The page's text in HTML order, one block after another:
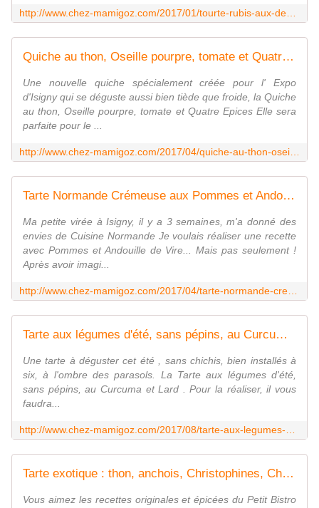
Quiche au thon, Oseille pourpre, tomate et Quatre Epices - Chez Mamigoz
Une nouvelle quiche spécialement créée pour l' Expo
d'Isigny qui se déguste aussi bien tiède que froide, la Quiche
au thon, Oseille pourpre, tomate et Quatre Epices Elle sera
parfaite pour le ...
Tarte Normande Crémeuse aux Pommes et Andouille de Vire - Chez Mamigoz
Ma petite virée à Isigny, il y a 3 semaines, m'a donné des
envies de Cuisine Normande Je voulais réaliser une recette
avec Pommes et Andouille de Vire... Mais pas seulement !
Après avoir imagi...
Tarte aux légumes d'été, sans pépins, au Curcuma et Lard. - Chez Mamigoz
Une tarte à déguster cet été , sans chichis, bien installés à
six, à l'ombre des parasols. La Tarte aux légumes d'été,
sans pépins, au Curcuma et Lard . Pour la réaliser, il vous
faudra...
Tarte exotique : thon, anchois, Christophines, Champignons - Chez Mamigoz
Vous aimez les recettes originales et épicées du Petit Bistro